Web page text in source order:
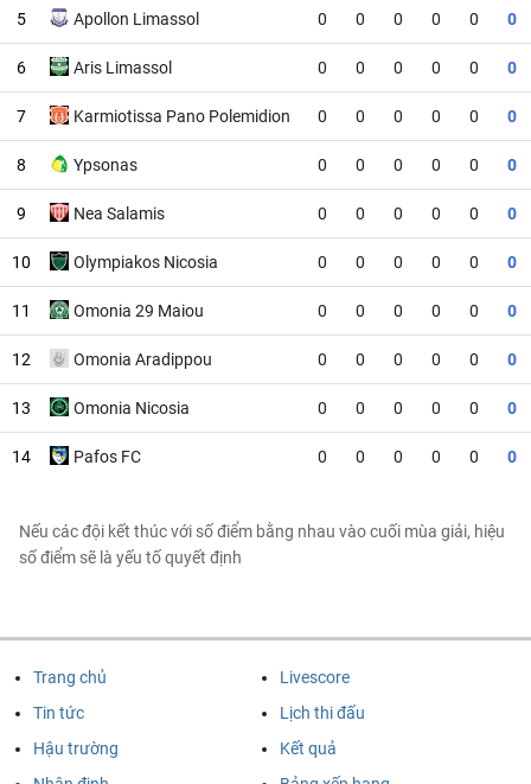
5 Apollon Limassol 0 0 0 0 0 0
6 Aris Limassol 0 0 0 0 0 0
7 Karmiotissa Pano Polemidion 0 0 0 0 0 0
8 Ypsonas 0 0 0 0 0 0
9 Nea Salamis 0 0 0 0 0 0
10 Olympiakos Nicosia 0 0 0 0 0 0
11 Omonia 29 Maiou 0 0 0 0 0 0
12 Omonia Aradippou 0 0 0 0 0 0
13 Omonia Nicosia 0 0 0 0 0 0
14 Pafos FC 0 0 0 0 0 0
Nếu các đội kết thúc với số điểm bằng nhau vào cuối mùa giải, hiệu
số điểm sẽ là yếu tố quyết định
Trang chủ
Tin tức
Hậu trường
Livescore
Lịch thi đấu
Kết quả